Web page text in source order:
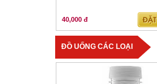
40,000 đ
ĐỒ UỐNG CÁC LOẠI